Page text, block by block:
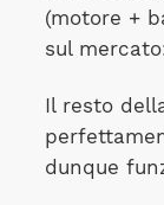
(motore +
sul
Il resto
dunque